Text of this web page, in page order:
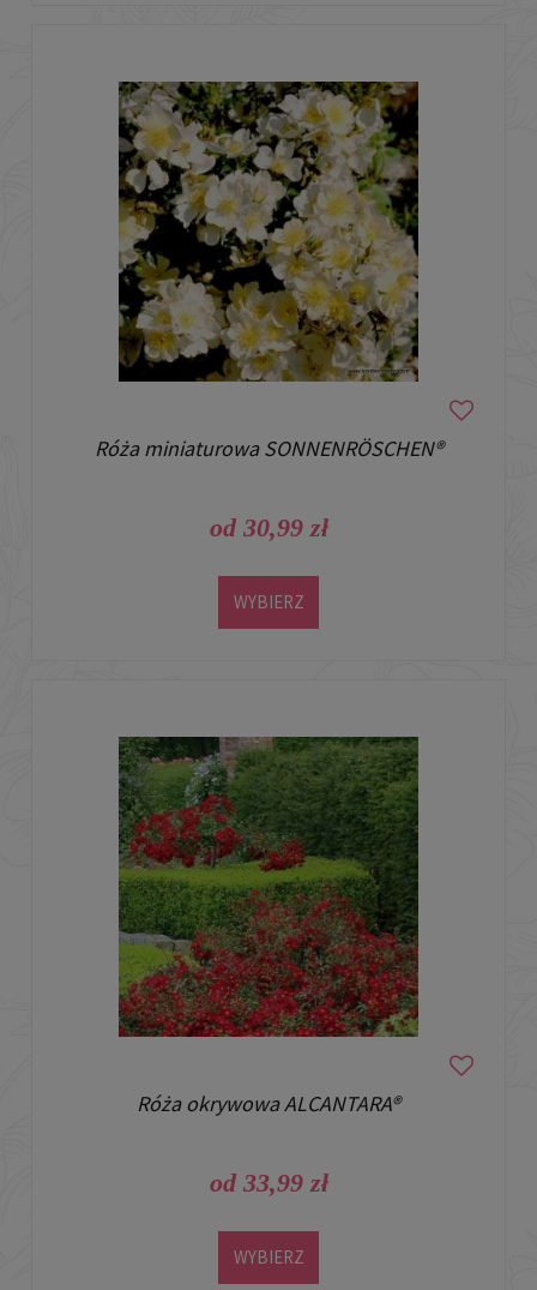
Róża miniaturowa SONNENRÖSCHEN®
od 30,99 zł
WYBIERZ
Róża okrywowa ALCANTARA®
od 33,99 zł
WYBIERZ